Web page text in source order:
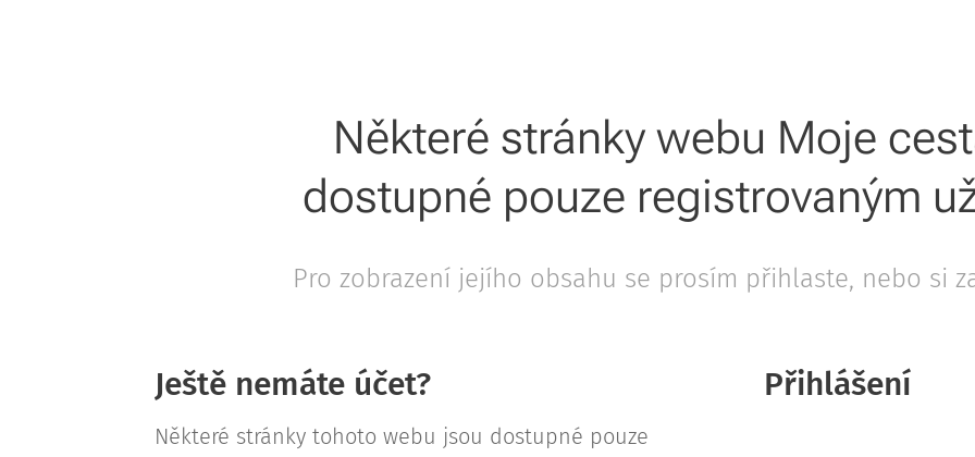
Některé stránky webu Moje
dostupné pouze registrovaným
Pro zobrazení jejího obsahu se prosím přihlaste, nebo si
Ještě nemáte účet?
Některé stránky tohoto webu jsou dostupné pouze
Přihlášení